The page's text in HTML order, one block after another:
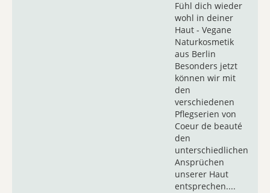
Fühl dich wieder
wohl in deiner
Haut - Vegane
Naturkosmetik
aus Berlin
Besonders jetzt
können wir mit
den
verschiedenen
Pflegserien von
Coeur de beauté
den
unterschiedlichen
Ansprüchen
unserer Haut
entsprechen....